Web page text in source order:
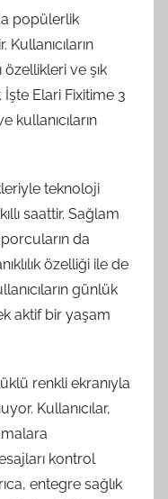
popülerlik
Kullanıcıların
ve şık
İşte Elari Fixitime 3
kullanıcıların
teknoloji
saattir. Sağlam
da
özelliği ile de
günlük
aktif bir yaşam
renkli ekranıyla
Kullanıcılar,
kontrol
entegre sağlık